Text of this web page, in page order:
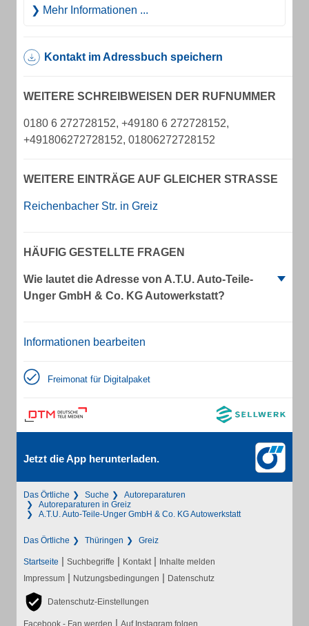
Mehr Informationen ...
Kontakt im Adressbuch speichern
WEITERE SCHREIBWEISEN DER RUFNUMMER
0180 6 272728152, +49180 6 272728152,
+491806272728152, 01806272728152
WEITERE EINTRÄGE AUF GLEICHER STRASSE
Reichenbacher Str. in Greiz
HÄUFIG GESTELLTE FRAGEN
Wie lautet die Adresse von A.T.U. Auto-Teile-
Unger GmbH & Co. KG Autowerkstatt?
Informationen bearbeiten
Freimonat für Digitalpaket
Jetzt die App herunterladen.
Das Örtliche Suche
Autoreparaturen
Autoreparaturen in Greiz
A.T.U. Auto-Teile-Unger GmbH & Co. KG Autowerkstatt
Das Örtliche Thüringen Greiz
Startseite | Suchbegriffe | Kontakt | Inhalte melden
Impressum | Nutzungsbedingungen | Datenschutz
Datenschutz-Einstellungen
Facebook - Fan werden | Auf Instagram folgen